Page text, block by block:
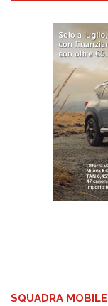
SQUADRA MOBILE